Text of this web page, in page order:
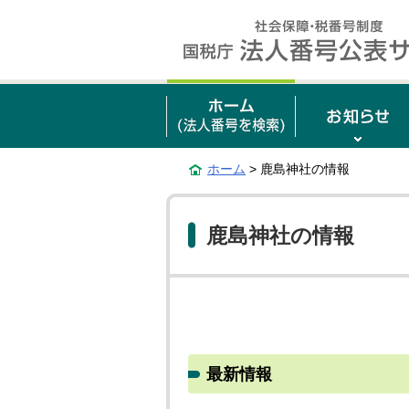
ホーム > 鹿島神社の情報
鹿島神社の情報
最新情報